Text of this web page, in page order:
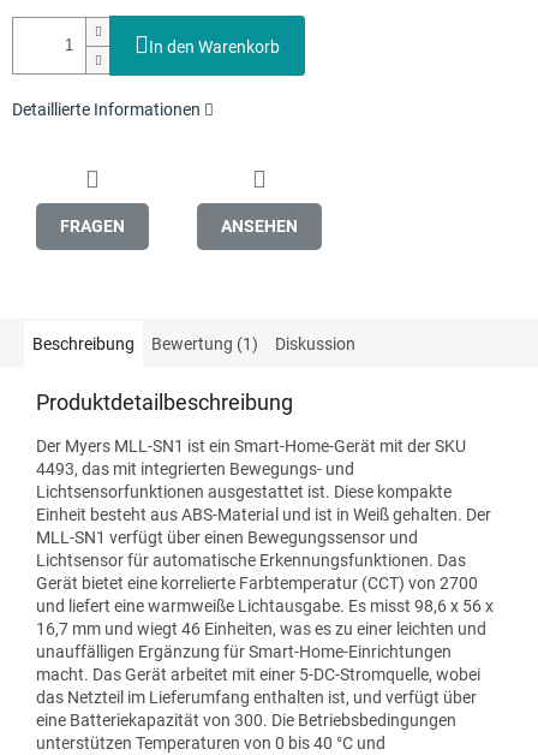
In den Warenkorb
Detaillierte Informationen
FRAGEN ANSEHEN
Beschreibung Bewertung (1) Diskussion
Produktdetailbeschreibung
Der Myers MLL-SN1 ist ein Smart-Home-Gerät mit der SKU
4493, das mit integrierten Bewegungs- und
Lichtsensorfunktionen ausgestattet ist. Diese kompakte
Einheit besteht aus ABS-Material und ist in Weiß gehalten. Der
MLL-SN1 verfügt über einen Bewegungssensor und
Lichtsensor für automatische Erkennungsfunktionen. Das
Gerät bietet eine korrelierte Farbtemperatur (CCT) von 2700
und liefert eine warmweiße Lichtausgabe. Es misst 98,6 x 56 x
16,7 mm und wiegt 46 Einheiten, was es zu einer leichten und
unauffälligen Ergänzung für Smart-Home-Einrichtungen
macht. Das Gerät arbeitet mit einer 5-DC-Stromquelle, wobei
das Netzteil im Lieferumfang enthalten ist, und verfügt über
eine Batteriekapazität von 300. Die Betriebsbedingungen
unterstützen Temperaturen von 0 bis 40 °C und